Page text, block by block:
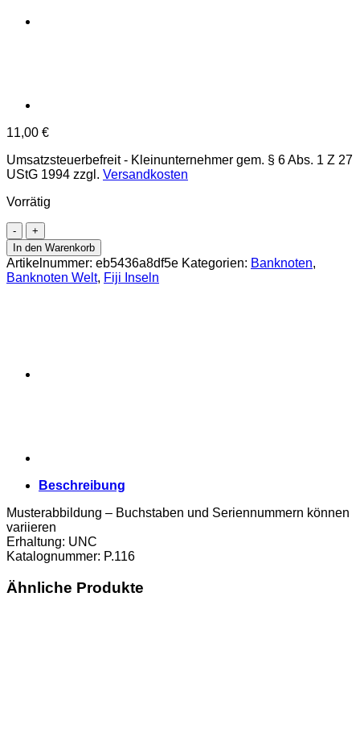
11,00 €
Umsatzsteuerbefreit - Kleinunternehmer gem. § 6 Abs. 1 Z 27
UStG 1994 zzgl. Versandkosten
Vorrätig
Fiji
-
10
Dollars
ND
Menge
In den Warenkorb
Artikelnummer: eb5436a8df5e Kategorien: Banknoten,
Banknoten Welt, Fiji Inseln
Beschreibung
Musterabbildung – Buchstaben und Seriennummern können
variieren
Erhaltung: UNC
Katalognummer: P.116
Ähnliche Produkte